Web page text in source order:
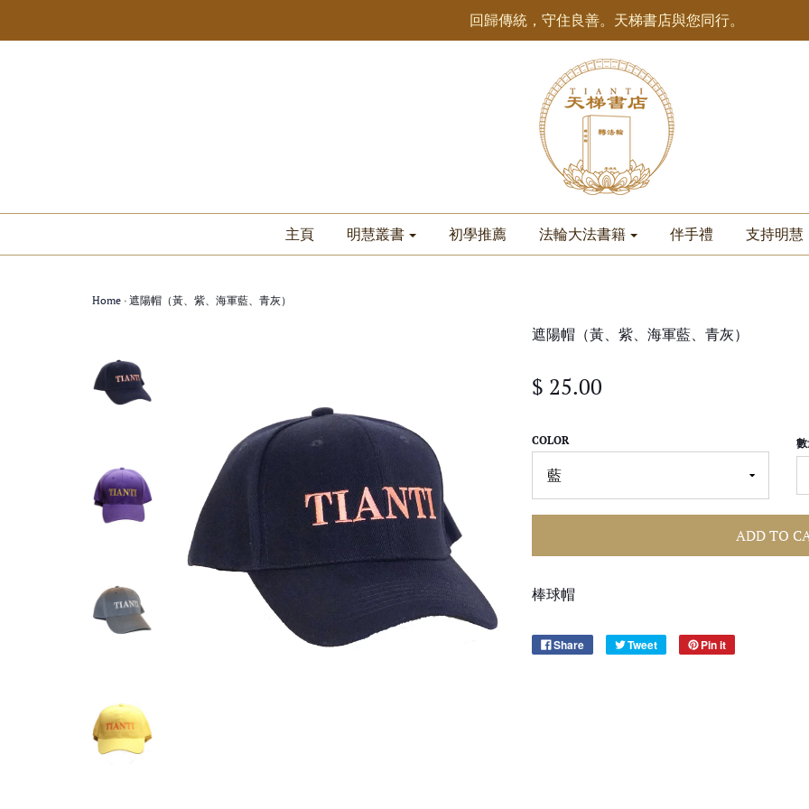
回歸傳統，守住良善。天梯書店與您同行。
主頁 明慧叢書 初學推薦 法輪大法書籍 伴手禮 支持明慧
Home › 遮陽帽（黃、紫、海軍藍、青灰）
遮陽帽（黃、紫、海軍藍、青灰）
$ 25.00
COLOR
ADD TO
棒球帽
Share Tweet Pin it